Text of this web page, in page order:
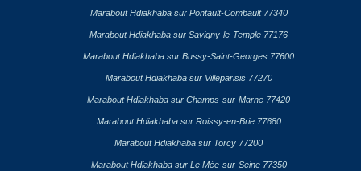
Marabout Hdiakhaba sur Pontault-Combault 77340
Marabout Hdiakhaba sur Savigny-le-Temple 77176
Marabout Hdiakhaba sur Bussy-Saint-Georges 77600
Marabout Hdiakhaba sur Villeparisis 77270
Marabout Hdiakhaba sur Champs-sur-Marne 77420
Marabout Hdiakhaba sur Roissy-en-Brie 77680
Marabout Hdiakhaba sur Torcy 77200
Marabout Hdiakhaba sur Le Mée-sur-Seine 77350